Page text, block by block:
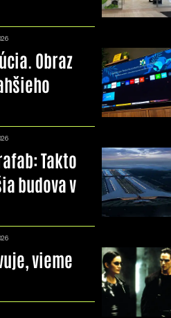
Obraz
Takto
budova v
vieme